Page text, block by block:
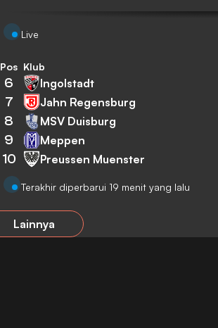
Live
Pos Klub
6 Ingolstadt
7 Jahn Regensburg
8 MSV Duisburg
9 Meppen
10 Preussen Muenster
Terakhir diperbarui 19 menit yang lalu
Lainnya